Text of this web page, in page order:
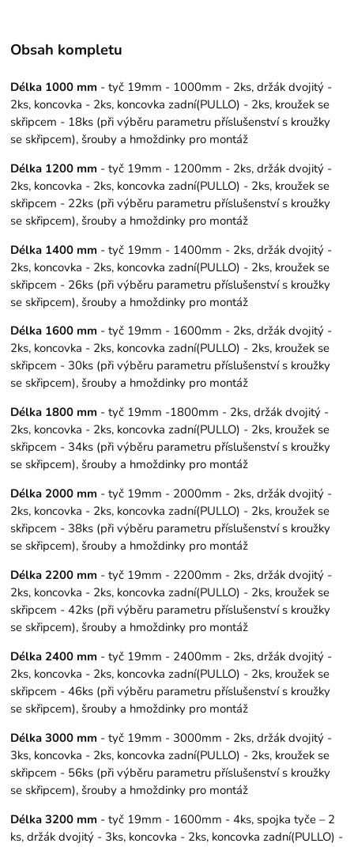
Obsah kompletu
Délka 1000 mm - tyč 19mm - 1000mm - 2ks, držák dvojitý -
2ks, koncovka - 2ks, koncovka zadní(PULLO) - 2ks, kroužek se
skřipcem - 18ks (při výběru parametru příslušenství s kroužky
se skřipcem), šrouby a hmoždinky pro montáž
Délka 1200 mm - tyč 19mm - 1200mm - 2ks, držák dvojitý -
2ks, koncovka - 2ks, koncovka zadní(PULLO) - 2ks, kroužek se
skřipcem - 22ks (při výběru parametru příslušenství s kroužky
se skřipcem), šrouby a hmoždinky pro montáž
Délka 1400 mm - tyč 19mm - 1400mm - 2ks, držák dvojitý -
2ks, koncovka - 2ks, koncovka zadní(PULLO) - 2ks, kroužek se
skřipcem - 26ks (při výběru parametru příslušenství s kroužky
se skřipcem), šrouby a hmoždinky pro montáž
Délka 1600 mm - tyč 19mm - 1600mm - 2ks, držák dvojitý -
2ks, koncovka - 2ks, koncovka zadní(PULLO) - 2ks, kroužek se
skřipcem - 30ks (při výběru parametru příslušenství s kroužky
se skřipcem), šrouby a hmoždinky pro montáž
Délka 1800 mm - tyč 19mm -1800mm - 2ks, držák dvojitý -
2ks, koncovka - 2ks, koncovka zadní(PULLO) - 2ks, kroužek se
skřipcem - 34ks (při výběru parametru příslušenství s kroužky
se skřipcem), šrouby a hmoždinky pro montáž
Délka 2000 mm - tyč 19mm - 2000mm - 2ks, držák dvojitý -
2ks, koncovka - 2ks, koncovka zadní(PULLO) - 2ks, kroužek se
skřipcem - 38ks (při výběru parametru příslušenství s kroužky
se skřipcem), šrouby a hmoždinky pro montáž
Délka 2200 mm - tyč 19mm - 2200mm - 2ks, držák dvojitý -
2ks, koncovka - 2ks, koncovka zadní(PULLO) - 2ks, kroužek se
skřipcem - 42ks (při výběru parametru příslušenství s kroužky
se skřipcem), šrouby a hmoždinky pro montáž
Délka 2400 mm - tyč 19mm - 2400mm - 2ks, držák dvojitý -
2ks, koncovka - 2ks, koncovka zadní(PULLO) - 2ks, kroužek se
skřipcem - 46ks (při výběru parametru příslušenství s kroužky
se skřipcem), šrouby a hmoždinky pro montáž
Délka 3000 mm - tyč 19mm - 3000mm - 2ks, držák dvojitý -
3ks, koncovka - 2ks, koncovka zadní(PULLO) - 2ks, kroužek se
skřipcem - 56ks (při výběru parametru příslušenství s kroužky
se skřipcem), šrouby a hmoždinky pro montáž
Délka 3200 mm - tyč 19mm - 1600mm - 4ks, spojka tyče – 2
ks, držák dvojitý - 3ks, koncovka - 2ks, koncovka zadní(PULLO) -